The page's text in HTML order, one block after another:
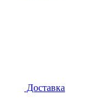
Доставка